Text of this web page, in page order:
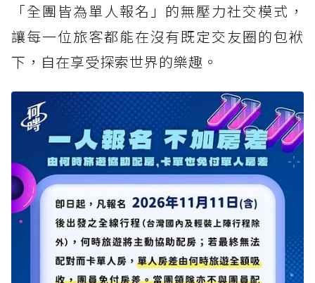
「全團皆為單人報名」的無壓力社交模式，
讓每一位旅客都能在沒有既定交友圈的包袱
下，自在享受探索世界的樂趣。